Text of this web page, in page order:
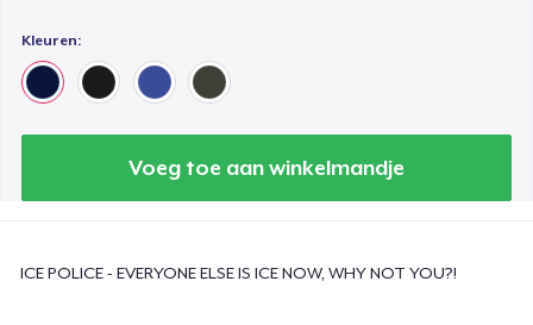
Kleuren:
Voeg toe aan winkelmandje
ICE POLICE - EVERYONE ELSE IS ICE NOW, WHY NOT YOU?!